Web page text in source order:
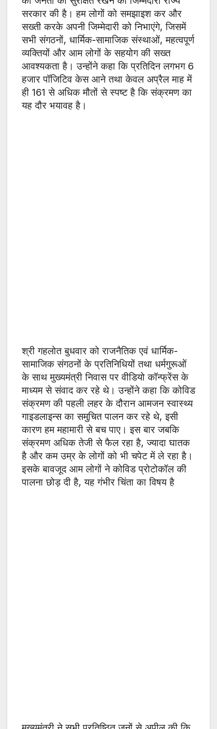
सरकार की है। हम लोगों को समझाइश कर और
सख्ती करके अपनी जिम्मेदारी को निभाएंगे, जिसमें
सभी संगठनों, धार्मिक-सामाजिक संस्थाओं, महत्वपूर्ण
व्यक्तियों और आम लोगों के सहयोग की सख्त
आवश्यकता है। उन्होंने कहा कि प्रतिदिन लगभग 6
हजार पॉजिटिव केस आने तथा केवल अप्रैल माह में
ही 161 से अधिक मौतों से स्पष्ट है कि संक्रमण का
यह दौर भयावह है।
श्री गहलोत बुधवार को राजनैतिक एवं धार्मिक-
सामाजिक संगठनों के प्रतिनिधियों तथा धर्मगुरूओं
के साथ मुख्यमंत्री निवास पर वीडियो कॉन्फ्रेंस के
माध्यम से संवाद कर रहे थे। उन्होंने कहा कि कोविड
संक्रमण की पहली लहर के दौरान आमजन स्वास्थ्य
गाइडलाइन्स का समुचित पालन कर रहे थे, इसी
कारण हम महामारी से बच पाए। इस बार जबकि
संक्रमण अधिक तेजी से फैल रहा है, ज्यादा घातक
है और कम उम्र के लोगों को भी चपेट में ले रहा है।
इसके बावजूद आम लोगों ने कोविड प्रोटोकॉल की
पालना छोड़ दी है, यह गंभीर चिंता का विषय है